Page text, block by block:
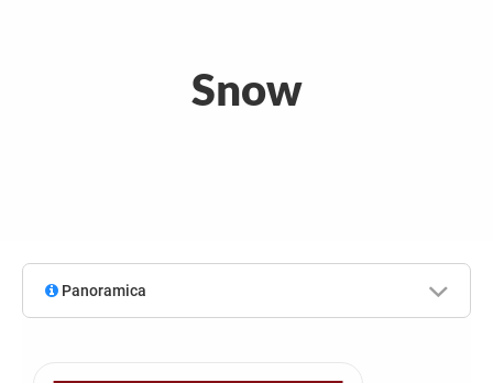
Snow
Panoramica